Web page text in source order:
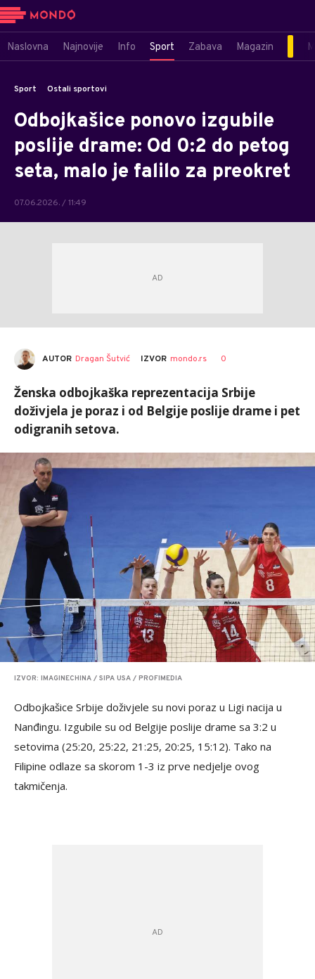
Naslovna Najnovije Info Sport Zabava Magazin
Sport Ostali sportovi
Odbojkašice ponovo izgubile
poslije drame: Od 0:2 do petog
seta, malo je falilo za preokret
07.06.2026. / 11:49
AUTOR Dragan Šutvić IZVOR mondo.rs 0
Ženska odbojkaška reprezentacija Srbije
doživjela je poraz i od Belgije poslije drame i pet
odigranih setova.
IZVOR: IMAGINECHINA / SIPA USA / PROFIMEDIA
Odbojkašice Srbije doživjele su novi poraz u Ligi nacija u
Nanđingu. Izgubile su od Belgije poslije drame sa 3:2 u
setovima (25:20, 25:22, 21:25, 20:25, 15:12). Tako na
Filipine odlaze sa skorom 1-3 iz prve nedjelje ovog
takmičenja.